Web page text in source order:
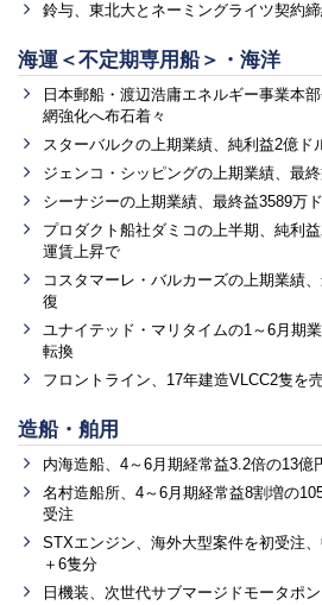
鈴与、東北大とネーミングライツ契約
海運＜不定期専用船＞・海洋
日本郵船・渡辺浩庸エネルギー事業本
網強化へ布石着々
スターバルクの上期業績、純利益2億ド
ジェンコ・シッピングの上期業績、最
シーナジーの上期業績、最終益3589万
プロダクト船社ダミコの上半期、純利
運賃上昇で
コスタマーレ・バルカーズの上期業績
復
ユナイテッド・マリタイムの1～6月期
転換
フロントライン、17年建造VLCC2隻を
造船・舶用
内海造船、4～6月期経常益3.2倍の13億
名村造船所、4～6月期経常益8割増の
受注
STXエンジン、海外大型案件を初受注
＋6隻分
日機装、次世代サブマージドモータポ